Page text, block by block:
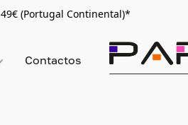
(Portugal Continental)*
Contactos